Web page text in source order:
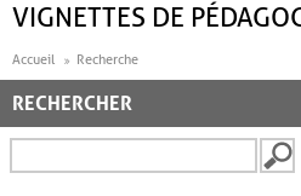
VIGNETTES DE
Accueil Recherche
RECHERCHER